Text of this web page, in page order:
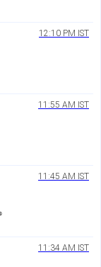
12:10 PM IST
11:55 AM IST
11:45 AM IST
11:34 AM IST